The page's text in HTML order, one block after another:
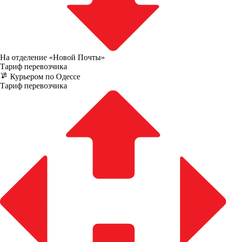
На отделение «Новой Почты»
Тариф перевозчика
Курьером по Одессе
Тариф перевозчика